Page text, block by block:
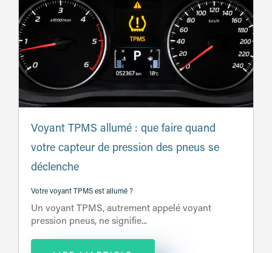
Voyant TPMS allumé : que faire quand
votre capteur de pression des pneus se
déclenche
Votre voyant TPMS est allumé ?
Un voyant TPMS, autrement appelé voyant
pression pneus, ne signifie...